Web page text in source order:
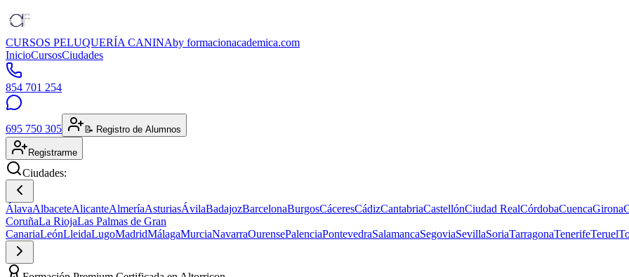
CURSOS PELUQUERÍA CANINAby formacionacademica.com
InicioCursosCiudades
854 701 254
695 750 305 📝 Registro de Alumnos
Registrarme
Ciudades:
ÁlavaAlbaceteAlicanteAlmeríaAsturiasÁvilaBadajozBarcelonaBurgosCáceresCádizCantabriaCastellónCiudad RealCórdobaCuencaGirona
CoruñaLa RiojaLas Palmas de Gran
CanariaLeónLleidaLugoMadridMálagaMurciaNavarraOurensePalenciaPontevedraSalamancaSegoviaSevillaSoriaTarragonaTenerifeTeruel